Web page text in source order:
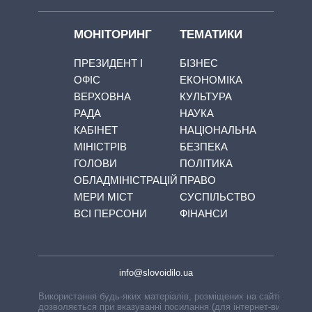
МОНІТОРИНГ
ПРЕЗИДЕНТ І
ОФІС
ВЕРХОВНА
РАДА
КАБІНЕТ
МІНІСТРІВ
ГОЛОВИ
ОБЛАДМІНІСТРАЦІЙ
МЕРИ МІСТ
ВСІ ПЕРСОНИ
ТЕМАТИКИ
БІЗНЕС
ЕКОНОМІКА
КУЛЬТУРА
НАУКА
НАЦІОНАЛЬНА
БЕЗПЕКА
ПОЛІТИКА
ПРАВО
СУСПІЛЬСТВО
ФІНАНСИ
info@slovoidilo.ua
Використання будь-яких матеріалів, розміщених на сайті,
дозволяється при вказуванні посилання (для інтернет-видань